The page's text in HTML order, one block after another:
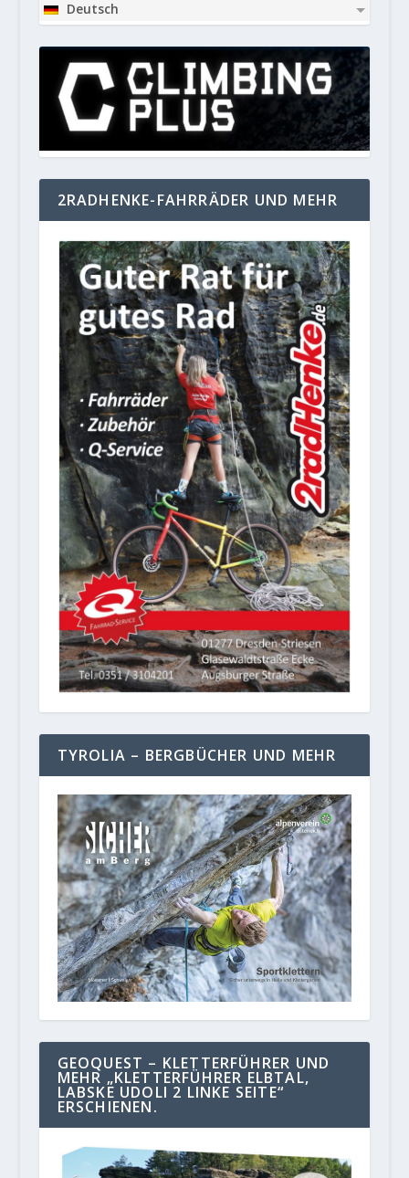
Deutsch
2RADHENKE-FAHRRÄDER UND MEHR
TYROLIA – BERGBÜCHER UND MEHR
GEOQUEST – KLETTERFÜHRER UND
MEHR „KLETTERFÜHRER ELBTAL,
LABSKE UDOLI 2 LINKE SEITE“
ERSCHIENEN.